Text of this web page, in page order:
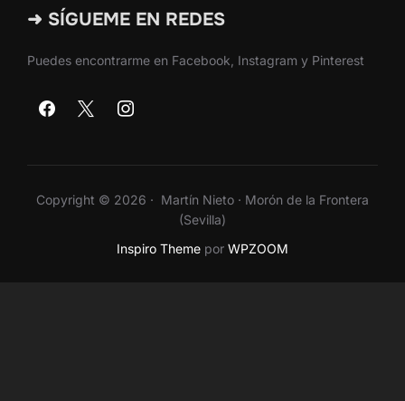
➜ SÍGUEME EN REDES
Puedes encontrarme en Facebook, Instagram y Pinterest
Copyright © 2026 · Martín Nieto · Morón de la Frontera
(Sevilla)
Inspiro Theme por WPZOOM